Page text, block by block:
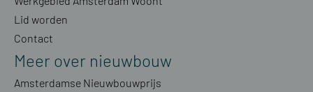
Lid worden
Contact
Meer over nieuwbouw
Amsterdamse Nieuwbouwprijs